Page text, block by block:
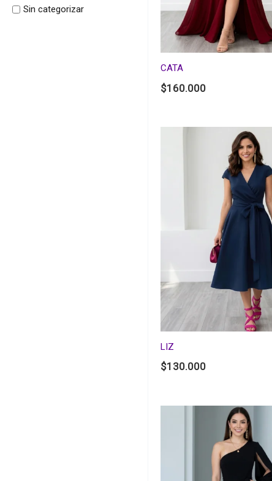
Sin categorizar
CATA
$160.000
LIZ
$130.000